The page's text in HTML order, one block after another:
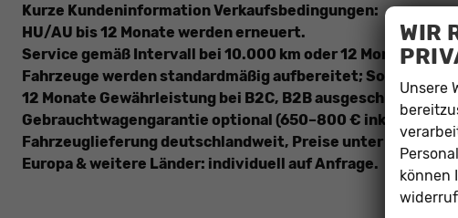
Kurze Kundeninformation Verkaufsbedingungen:
HU/AU bis 12 Monate werden erneuert.
Service gemäß Intervall bei 10.000 km oder 12 Monaten;
Fahrzeuge werden standardmäßig aufbereitet;
12 Monate Gewährleistung bei B2C, B2B ausgeschlossen
Gebrauchtwagengarantie optional (650–800 € inkl. MwSt./
Fahrzeuglieferung deutschlandweit, Preise unter
Europa & weitere Länder: individuell auf Anfrage.
WIR
Unsere
können